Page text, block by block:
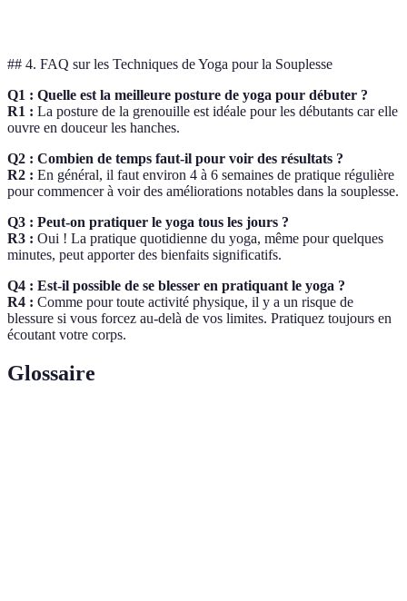
## 4. FAQ sur les Techniques de Yoga pour la Souplesse
Q1 : Quelle est la meilleure posture de yoga pour débuter ?
R1 : La posture de la grenouille est idéale pour les débutants car elle
ouvre en douceur les hanches.
Q2 : Combien de temps faut-il pour voir des résultats ?
R2 : En général, il faut environ 4 à 6 semaines de pratique régulière
pour commencer à voir des améliorations notables dans la souplesse.
Q3 : Peut-on pratiquer le yoga tous les jours ?
R3 : Oui ! La pratique quotidienne du yoga, même pour quelques
minutes, peut apporter des bienfaits significatifs.
Q4 : Est-il possible de se blesser en pratiquant le yoga ?
R4 : Comme pour toute activité physique, il y a un risque de
blessure si vous forcez au-delà de vos limites. Pratiquez toujours en
écoutant votre corps.
Glossaire